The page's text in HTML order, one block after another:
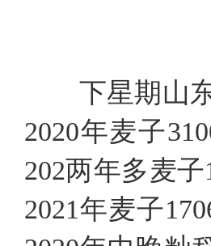
下星期山
2020年麦子
202两年多麦
2021年麦子